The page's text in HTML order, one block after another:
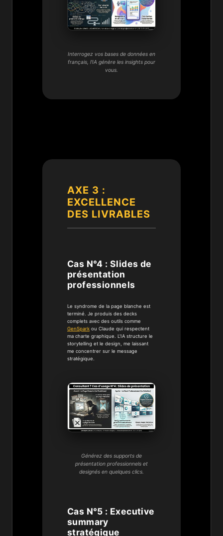
Interrogez vos bases de données en
français, l'IA génère les insights pour
vous.
AXE 3 :
EXCELLENCE
DES LIVRABLES
Cas N°4 : Slides de
présentation
professionnels
Le syndrome de la page blanche est
terminé. Je produis des decks
complets avec des outils comme
GenSpark ou Claude qui respectent
ma charte graphique. L'IA structure le
storytelling et le design, me laissant
me concentrer sur le message
stratégique.
Générez des supports de
présentation professionnels et
designés en quelques clics.
Cas N°5 : Executive
summary
stratégique